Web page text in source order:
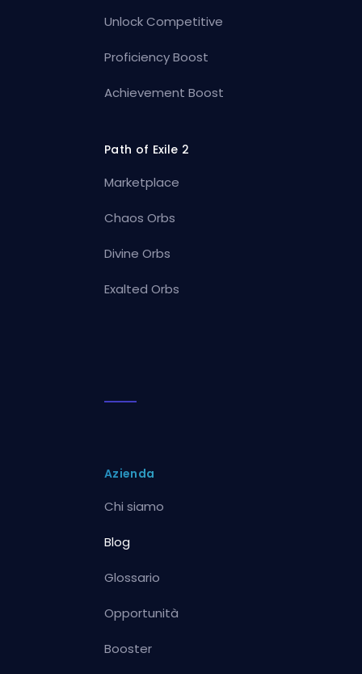
Unlock Competitive
Proficiency Boost
Achievement Boost
Path of Exile 2
Marketplace
Chaos Orbs
Divine Orbs
Exalted Orbs
Azienda
Chi siamo
Blog
Glossario
Opportunità
Booster